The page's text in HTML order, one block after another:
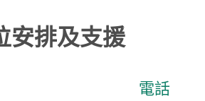
安排及支援
電話